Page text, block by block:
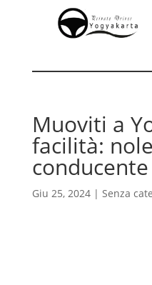
Muoviti a
facilità:
conducente
Giu 25, 2024| Senza